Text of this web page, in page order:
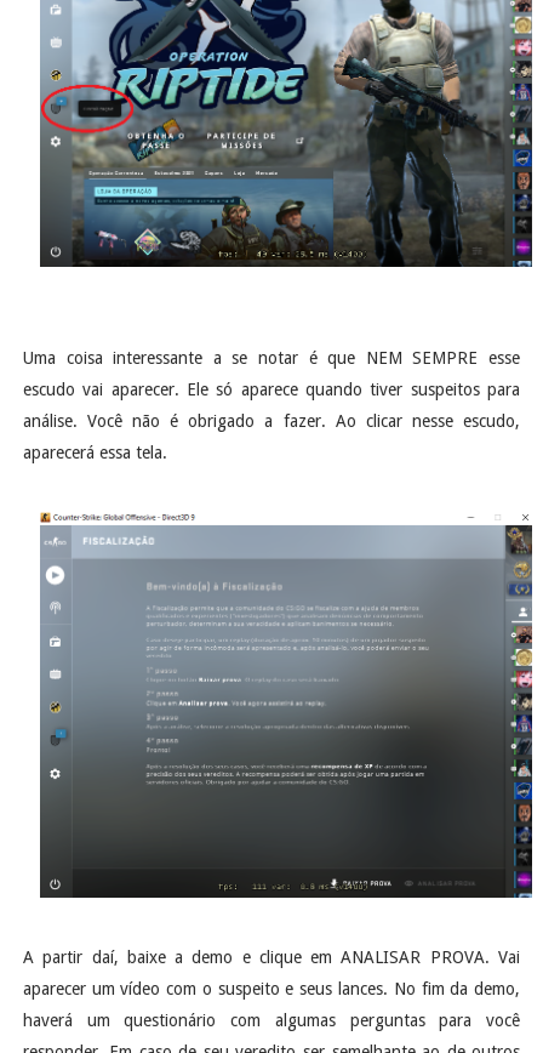
Uma coisa interessante a se notar é que NEM SEMPRE esse
escudo vai aparecer. Ele só aparece quando tiver suspeitos para
análise. Você não é obrigado a fazer. Ao clicar nesse escudo,
aparecerá essa tela.
A partir daí, baixe a demo e clique em ANALISAR PROVA. Vai
aparecer um vídeo com o suspeito e seus lances. No fim da demo,
haverá um questionário com algumas perguntas para você